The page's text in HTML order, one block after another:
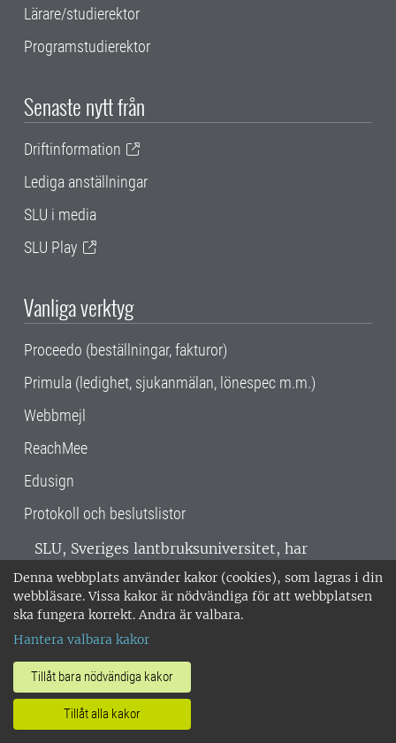
Denna webbplats använder kakor (cookies), som lagras i din
webbläsare. Vissa kakor är nödvändiga för att webbplatsen
ska fungera korrekt. Andra är valbara.
Hantera valbara kakor
Tillåt bara nödvändiga kakor
Tillåt alla kakor
Lärare/studierektor
Programstudierektor
Senaste nytt från
Driftinformation
Lediga anställningar
SLU i media
SLU Play
Vanliga verktyg
Proceedo (beställningar, fakturor)
Primula (ledighet, sjukanmälan, lönespec m.m.)
Webbmejl
ReachMee
Edusign
Protokoll och beslutslistor
SLU, Sveriges lantbruksuniversitet, har
verksamhet över hela Sverige. Huvudorter är
Alnarp, Uppsala och Umeå.SLU är
miljöcertifierat enligt ISO 14001. •
018-67 10 00 • Org nr: 202100-2817 •
Om SLU:s webbplatser
•Hantera kakor•Behandling av
personuppgifter